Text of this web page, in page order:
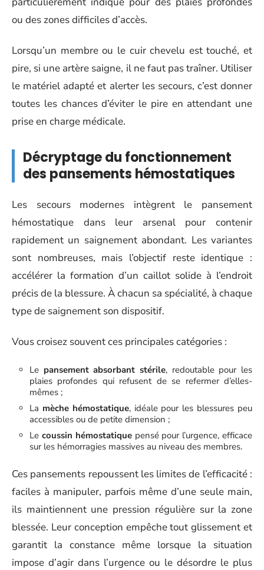
ou des zones difficiles d’accès.
Lorsqu’un membre ou le cuir chevelu est touché, et
pire, si une artère saigne, il ne faut pas traîner. Utiliser
le matériel adapté et alerter les secours, c’est donner
toutes les chances d’éviter le pire en attendant une
prise en charge médicale.
Décryptage du fonctionnement
des pansements hémostatiques
Les secours modernes intègrent le pansement
hémostatique dans leur arsenal pour contenir
rapidement un saignement abondant. Les variantes
sont nombreuses, mais l’objectif reste identique :
accélérer la formation d’un caillot solide à l’endroit
précis de la blessure. À chacun sa spécialité, à chaque
type de saignement son dispositif.
Vous croisez souvent ces principales catégories :
Le pansement absorbant stérile, redoutable pour les
plaies profondes qui refusent de se refermer d’elles-
mêmes ;
La mèche hémostatique, idéale pour les blessures peu
accessibles ou de petite dimension ;
Le coussin hémostatiquepensé pour l’urgence, efficace
sur les hémorragies massives au niveau des membres.
Ces pansements repoussent les limites de l’efficacité :
faciles à manipuler, parfois même d’une seule main,
ils maintiennent une pression régulière sur la zone
blessée. Leur conception empêche tout glissement et
garantit la constance même lorsque la situation
impose d’agir dans l’urgence ou le désordre le plus